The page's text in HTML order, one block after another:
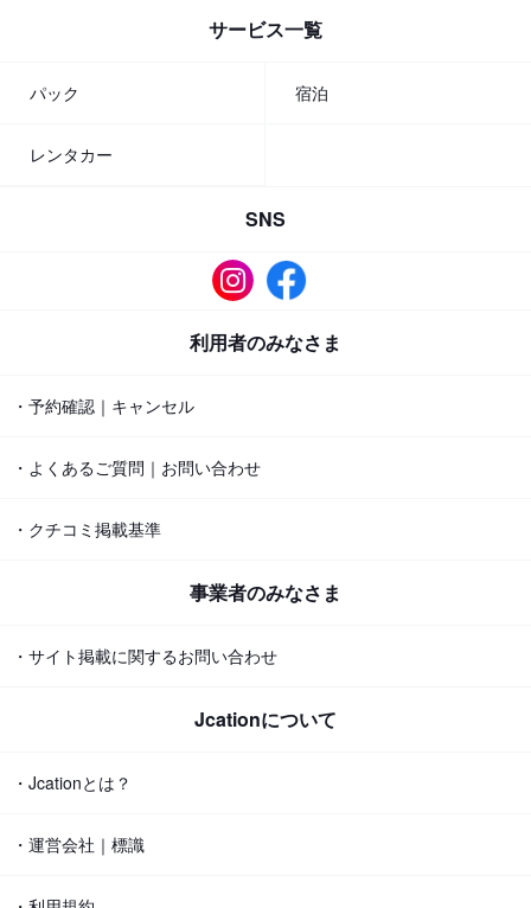
サービス一覧
パック 宿泊
レンタカー
SNS
利用者のみなさま
・予約確認｜キャンセル
・よくあるご質問｜お問い合わせ
・クチコミ掲載基準
事業者のみなさま
・サイト掲載に関するお問い合わせ
Jcationについて
・Jcationとは？
・運営会社｜標識